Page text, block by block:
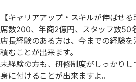
【キャリアアップ・スキルが伸ばせる
席数200、年商2億円、スタッフ数50
店長経験のある方は、今までの経験
積むことが出来ます。
未経験の方も、研修制度がしっかり
身に付けることが出来ますよ。